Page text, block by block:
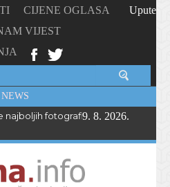
CIJENE OGLASA
VIJEST
Upute
NEWS
fotografija – PhotoCity2026
9. 8. 2026.